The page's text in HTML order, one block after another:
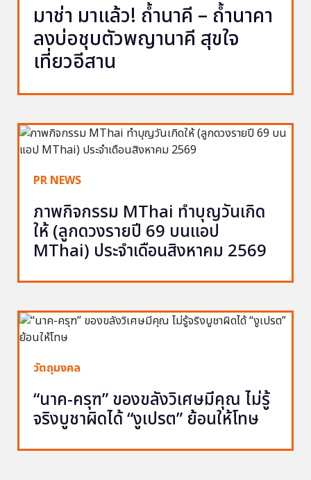
มาช่า มาแล้ว! ถ้ำนาคี – ถ้ำนาคา
ลงบ่อชุบตัวพญานาคี สุขใจ
เที่ยวอีสาน
PR NEWS
ภาพกิจกรรม MThai ทำบุญวันเกิด
ให้ (ลูกดวงรายปี 69 บนแอป
MThai) ประจำเดือนสิงหาคม 2569
วัตถุมงคล
“นาค-ครุฑ” ของขลังวิเศษมีคุณ ไม่รู้
จริงบูชาผิดได้ “งูเปรต” ย้อนให้โทษ